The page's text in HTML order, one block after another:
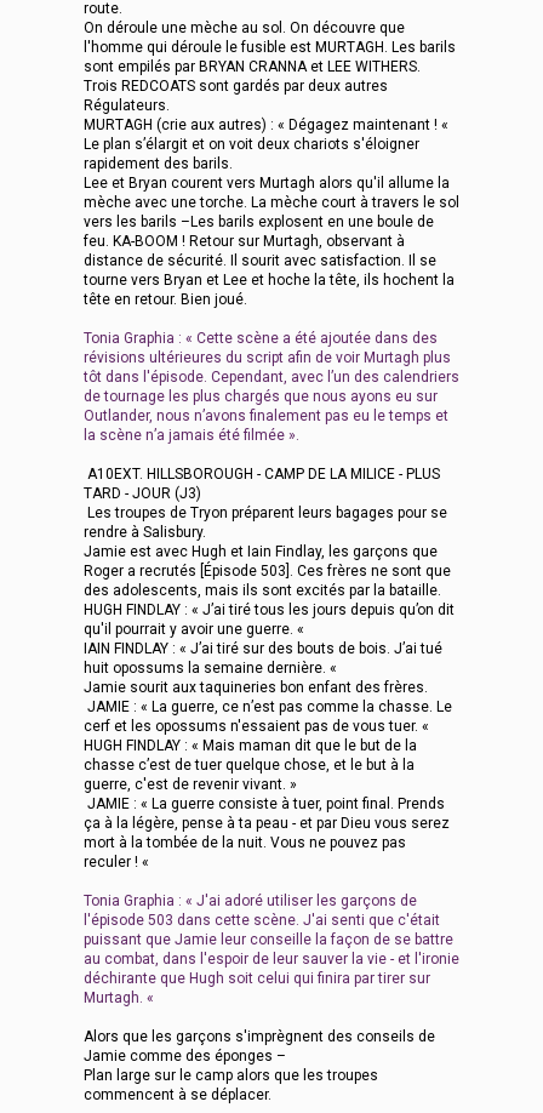
route.
On déroule une mèche au sol. On découvre que
l'homme qui déroule le fusible est MURTAGH. Les barils
sont empilés par BRYAN CRANNA et LEE WITHERS.
Trois REDCOATS sont gardés par deux autres
Régulateurs.
MURTAGH (crie aux autres) : « Dégagez maintenant ! «
Le plan s’élargit et on voit deux chariots s'éloigner
rapidement des barils.
Lee et Bryan courent vers Murtagh alors qu'il allume la
mèche avec une torche. La mèche court à travers le sol
vers les barils –Les barils explosent en une boule de
feu. KA-BOOM ! Retour sur Murtagh, observant à
distance de sécurité. Il sourit avec satisfaction. Il se
tourne vers Bryan et Lee et hoche la tête, ils hochent la
tête en retour. Bien joué.
Tonia Graphia : « Cette scène a été ajoutée dans des
révisions ultérieures du script afin de voir Murtagh plus
tôt dans l'épisode. Cependant, avec l’un des calendriers
de tournage les plus chargés que nous ayons eu sur
Outlander, nous n’avons finalement pas eu le temps et
la scène n’a jamais été filmée ».
A10EXT. HILLSBOROUGH - CAMP DE LA MILICE - PLUS
TARD - JOUR (J3)
Les troupes de Tryon préparent leurs bagages pour se
rendre à Salisbury.
Jamie est avec Hugh et Iain Findlay, les garçons que
Roger a recrutés [Épisode 503]. Ces frères ne sont que
des adolescents, mais ils sont excités par la bataille.
HUGH FINDLAY : « J’ai tiré tous les jours depuis qu’on dit
qu'il pourrait y avoir une guerre. «
IAIN FINDLAY : « J’ai tiré sur des bouts de bois. J’ai tué
huit opossums la semaine dernière. «
Jamie sourit aux taquineries bon enfant des frères.
JAMIE : « La guerre, ce n’est pas comme la chasse. Le
cerf et les opossums n'essaient pas de vous tuer. «
HUGH FINDLAY : « Mais maman dit que le but de la
chasse c’est de tuer quelque chose, et le but à la
guerre, c'est de revenir vivant. »
JAMIE : « La guerre consiste à tuer, point final. Prends
ça à la légère, pense à ta peau - et par Dieu vous serez
mort à la tombée de la nuit. Vous ne pouvez pas
reculer ! «
Tonia Graphia : « J'ai adoré utiliser les garçons de
l'épisode 503 dans cette scène. J'ai senti que c'était
puissant que Jamie leur conseille la façon de se battre
au combat, dans l'espoir de leur sauver la vie - et l'ironie
déchirante que Hugh soit celui qui finira par tirer sur
Murtagh. «
Alors que les garçons s'imprègnent des conseils de
Jamie comme des éponges –
Plan large sur le camp alors que les troupes
commencent à se déplacer.